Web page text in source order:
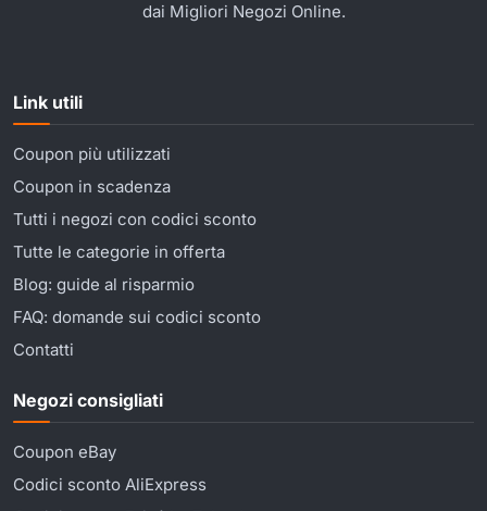
dai Migliori Negozi Online.
Link utili
Coupon più utilizzati
Coupon in scadenza
Tutti i negozi con codici sconto
Tutte le categorie in offerta
Blog: guide al risparmio
FAQ: domande sui codici sconto
Contatti
Negozi consigliati
Coupon eBay
Codici sconto AliExpress